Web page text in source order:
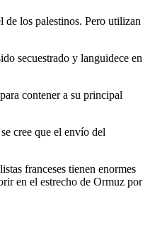
de los palestinos. Pero utilizan
secuestrado y languidece en
contener a su principal
cree que el envío del
franceses tienen enormes
en el estrecho de Ormuz por